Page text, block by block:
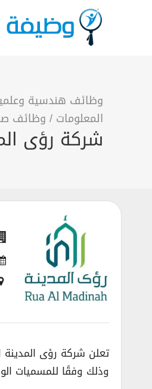
وظائف هندسية
المعلومات / وظائف
شركة رؤى
تعلن شركة رؤى المدينة
وذلك وفقًا للمسميات